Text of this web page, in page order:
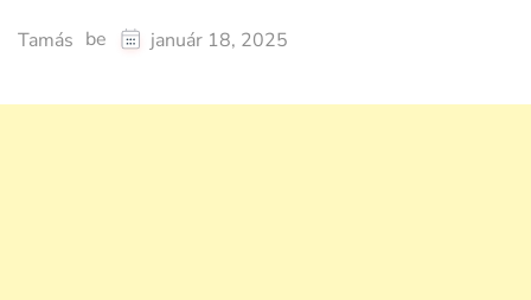
Tamás be január 18, 2025